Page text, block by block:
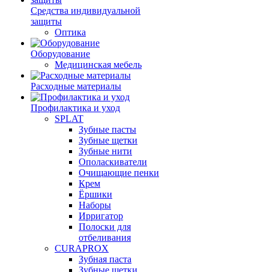
Средства индивидуальной
защиты
Оптика
Оборудование
Медицинская мебель
Расходные материалы
Профилактика и уход
SPLAT
Зубные пасты
Зубные щетки
Зубные нити
Ополаскиватели
Очищающие пенки
Крем
Ёршики
Наборы
Ирригатор
Полоски для
отбеливания
CURAPROX
Зубная паста
Зубные щетки